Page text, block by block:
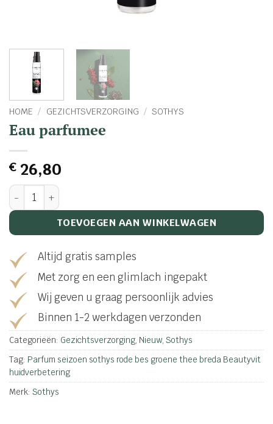
HOME / GEZICHTSVERZORGING / SOTHYS
Eau parfumee
€26,80
Eau parfumee aantal
TOEVOEGEN AAN WINKELWAGEN
Altijd gratis samples
Met zorg en een glimlach ingepakt
Wij geven u graag persoonlijk advies
Binnen 1-2 werkdagen verzonden
Categorieën: Gezichtsverzorging, Nieuw Sothys
Tag: Parfum seizoen sothys rode bes groene thee breda Beautyvit
huidverbetering
Merk: Sothys